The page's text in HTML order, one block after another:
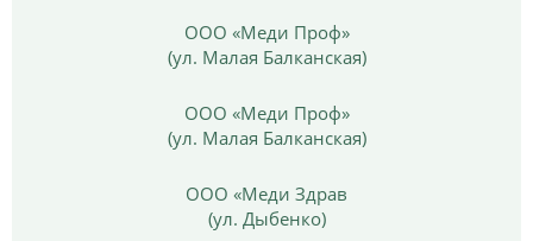
ООО «Меди Проф»
(ул. Малая Балканская)
ООО «Меди Проф»
(ул. Малая Балканская)
ООО «Меди Здрав
(ул. Дыбенко)